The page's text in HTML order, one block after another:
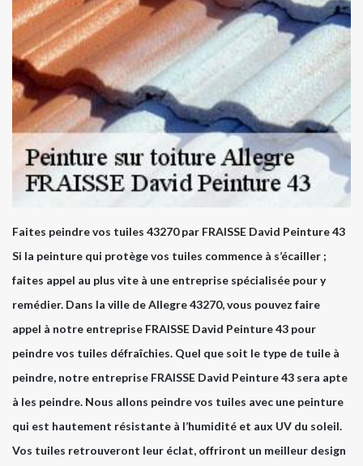
Faites peindre vos tuiles 43270 par FRAISSE David Peinture 43
Si la peinture qui protège vos tuiles commence à s’écailler ;
faites appel au plus vite à une entreprise spécialisée pour y
remédier. Dans la ville de Allegre 43270, vous pouvez faire
appel à notre entreprise FRAISSE David Peinture 43 pour
peindre vos tuiles défraîchies. Quel que soit le type de tuile à
peindre, notre entreprise FRAISSE David Peinture 43 sera apte
à les peindre. Nous allons peindre vos tuiles avec une peinture
qui est hautement résistante à l’humidité et aux UV du soleil.
Vos tuiles retrouveront leur éclat, offriront un meilleur design